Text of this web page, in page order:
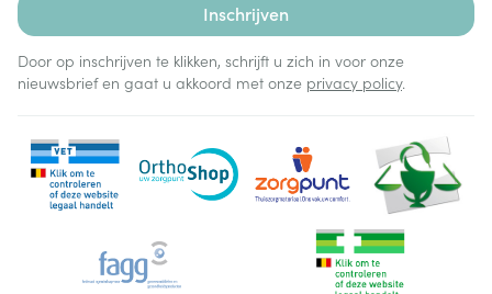
Inschrijven
Door op inschrijven te klikken, schrijft u zich in voor onze
nieuwsbrief en gaat u akkoord met onze privacy policy.